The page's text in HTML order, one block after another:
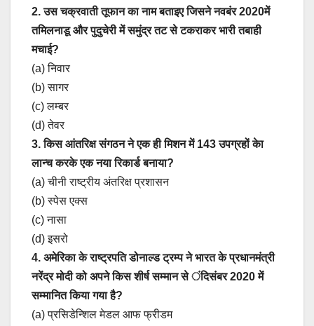
2. उस चक्रवाती तूफान का नाम बताइए जिसने नवबंर 2020में
तमिलनाडू और पुदुचेरी में समुंद्र तट से टकराकर भारी तबाही
मचाई?
(a) निवार
(b) सागर
(c) लम्बर
(d) तेवर
3. किस आंतरिक्ष संगठन ने एक ही मिशन में 143 उपग्रहों केा
लान्च करके एक नया रिकार्ड बनाया?
(a) चीनी राष्ट्रीय अंतरिक्ष प्रशासन
(b) स्पेस एक्स
(c) नासा
(d) इसरो
4. अमेरिका के राष्ट्रपति डोनाल्ड ट्रम्प ने भारत के प्रधानमंत्री
नरेंद्र मोदी को अपने किस शीर्ष सम्मान से ंदिसंबर 2020 में
सम्मानित किया गया है?
(a) प्रसिडेन्शिल मेडल आफ फ्रीडम